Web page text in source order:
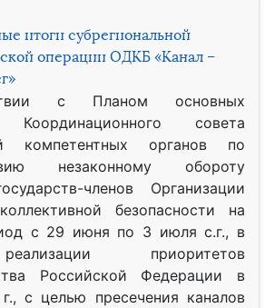
итоги субрегиональной
операции ОДКБ «Канал –
с Планом основных
Координационного совета
компетентных органов по
незаконному обороту
членов Организации
безопасности на
с 29 июня по 3 июля с.г., в
приоритетов
Российской Федерации в
с целью пресечения каналов